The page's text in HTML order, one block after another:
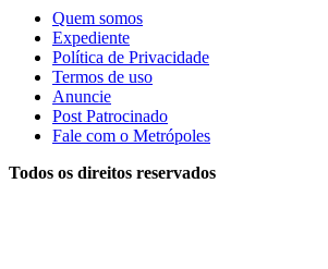
Quem somos
Expediente
Política de Privacidade
Termos de uso
Anuncie
Post Patrocinado
Fale com o Metrópoles
Todos os direitos reservados